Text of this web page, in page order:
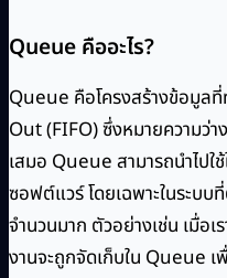
Queue คืออะไร?
Queue คือโครงสร้างข้อมูล
Out (FIFO) ซึ่งหมายความว่า
เสมอ Queue สามารถนำไป
ซอฟต์แวร์ โดยเฉพาะในระบ
จำนวนมาก ตัวอย่างเช่น เมื่อเ
งานจะถูกจัดเก็บใน Queue